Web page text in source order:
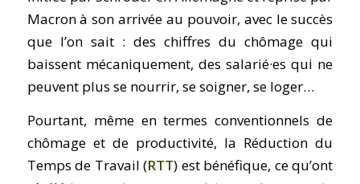
Macron à son arrivée au pouvoir, avec le succès
que l’on sait : des chiffres du chômage qui
baissent mécaniquement, des salarié·es qui ne
peuvent plus se nourrir, se soigner, se loger…
Pourtant, même en termes conventionnels de
chômage et de productivité, la Réduction du
Temps de Travail (RTT) est bénéfique, ce qu’ont